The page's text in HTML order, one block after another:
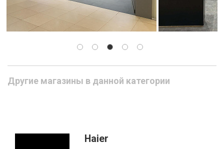
Другие магазины в данной категории
Haier